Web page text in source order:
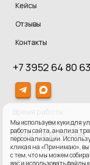
Кейсы
Отзывы
Контакты
+7 3952 64 80 63
10:00 - 19:00 по
09:00 - 18:00 Москва
Политика
Мы используем куки для
работы сайта, анализа
персонализации.
кликая на «Принимаю», вы
с тем, что мы можем
вас и использовать файлы